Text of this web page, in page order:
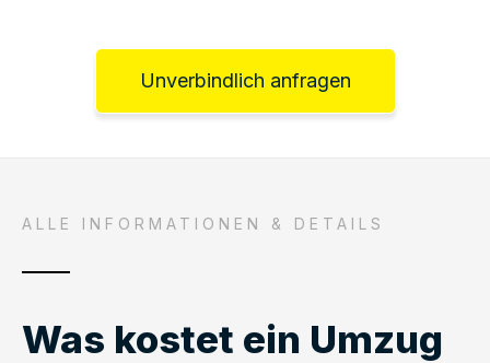
Unverbindlich anfragen
ALLE INFORMATIONEN & DETAILS
Was kostet ein Umzug